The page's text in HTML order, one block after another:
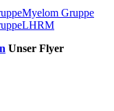
Myelom Gruppe
LHRM
Unser Flyer